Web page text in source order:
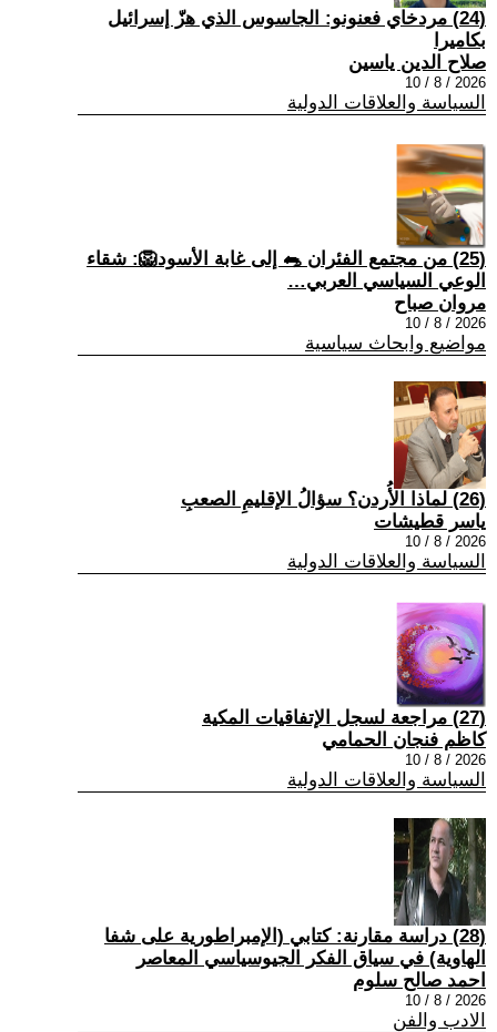
(24) مردخاي فعنونو: الجاسوس الذي هزّ إسرائيل
بكاميرا
صلاح الدين ياسين
2026 / 8 / 10
السياسة والعلاقات الدولية
(25) من مجتمع الفئران 🐀 إلى غابة الأسود🦁: شقاء
الوعي السياسي العربي…
مروان صباح
2026 / 8 / 10
مواضيع وابحاث سياسية
(26) لماذا الأُردن؟ سؤالُ الإقليمِ الصعبِ
ياسر قطيشات
2026 / 8 / 10
السياسة والعلاقات الدولية
(27) مراجعة لسجل الإتفاقيات المكية
كاظم فنجان الحمامي
2026 / 8 / 10
السياسة والعلاقات الدولية
(28) دراسة مقارنة: كتابي (الإمبراطورية على شفا
الهاوية) في سياق الفكر الجيوسياسي المعاصر
احمد صالح سلوم
2026 / 8 / 10
الادب والفن